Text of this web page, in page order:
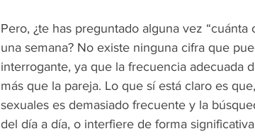
Pero, ¿te has preguntado alguna vez
una semana? No existe ninguna cifra que
interrogante, ya que la frecuencia adecuada
más que la pareja. Lo que sí está claro es
sexuales es demasiado frecuente y la
del día a día, o interfiere de forma